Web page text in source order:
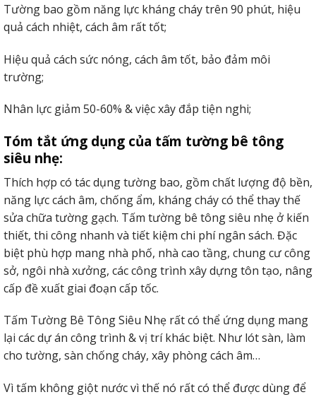
Tường bao gồm năng lực kháng cháy trên 90 phút, hiệu
quả cách nhiệt, cách âm rất tốt;
Hiệu quả cách sức nóng, cách âm tốt, bảo đảm môi
trường;
Nhân lực giảm 50-60% & việc xây đắp tiện nghi;
Tóm tắt ứng dụng của tấm tường bê tông
siêu nhẹ:
Thích hợp có tác dụng tường bao, gồm chất lượng độ bền,
năng lực cách âm, chống ẩm, kháng cháy có thể thay thế
sửa chữa tường gạch. Tấm tường bê tông siêu nhẹ ở kiến
thiết, thi công nhanh và tiết kiệm chi phí ngân sách. Đặc
biệt phù hợp mang nhà phố, nhà cao tầng, chung cư công
sở, ngôi nhà xưởng, các công trình xây dựng tôn tạo, nâng
cấp đề xuất giai đoạn cấp tốc.
Tấm Tường Bê Tông Siêu Nhẹ rất có thể ứng dụng mang
lại các dự án công trình & vị trí khác biệt. Như lót sàn, làm
cho tường, sàn chống cháy, xây phòng cách âm…
Vì tấm không giột nước vì thế nó rất có thể được dùng để